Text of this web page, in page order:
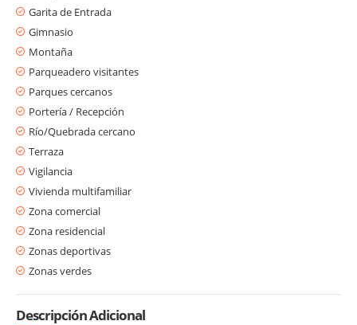
Garita de Entrada
Gimnasio
Montaña
Parqueadero visitantes
Parques cercanos
Portería / Recepción
Río/Quebrada cercano
Terraza
Vigilancia
Vivienda multifamiliar
Zona comercial
Zona residencial
Zonas deportivas
Zonas verdes
Descripción Adicional